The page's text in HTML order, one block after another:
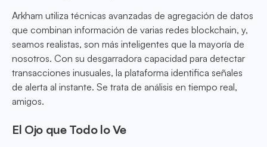
Arkham utiliza técnicas avanzadas de agregación de datos
que combinan información de varias redes blockchain, y,
seamos realistas, son más inteligentes que la mayoría de
nosotros. Con su desgarradora capacidad para detectar
transacciones inusuales, la plataforma identifica señales
de alerta al instante. Se trata de análisis en tiempo real,
amigos.
El Ojo que Todo lo Ve